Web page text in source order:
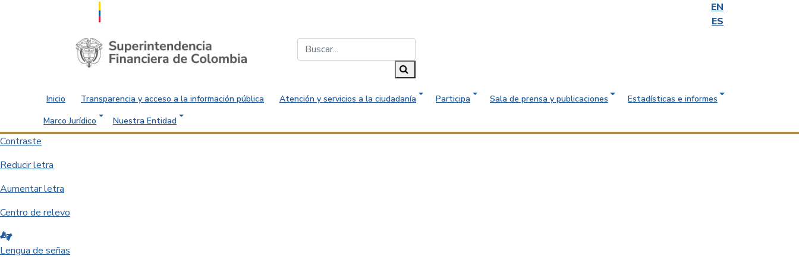
EN
ES
Saltar al contenido principal
Inicio Transparencia y acceso a la información pública Atención y servicios a la ciudadanía Participa Sala de prensa y publicaciones
Estadísticas e informes
Marco Jurídico
Nuestra Entidad
Contraste
Reducir letra
Aumentar letra
Centro de relevo
Lengua de señas